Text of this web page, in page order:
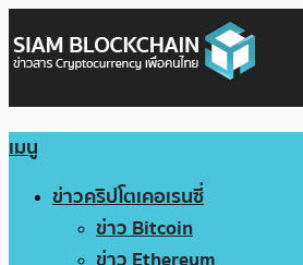
เมนู
ข่าวคริปโตเคอเรนซี่
ข่าว Bitcoin